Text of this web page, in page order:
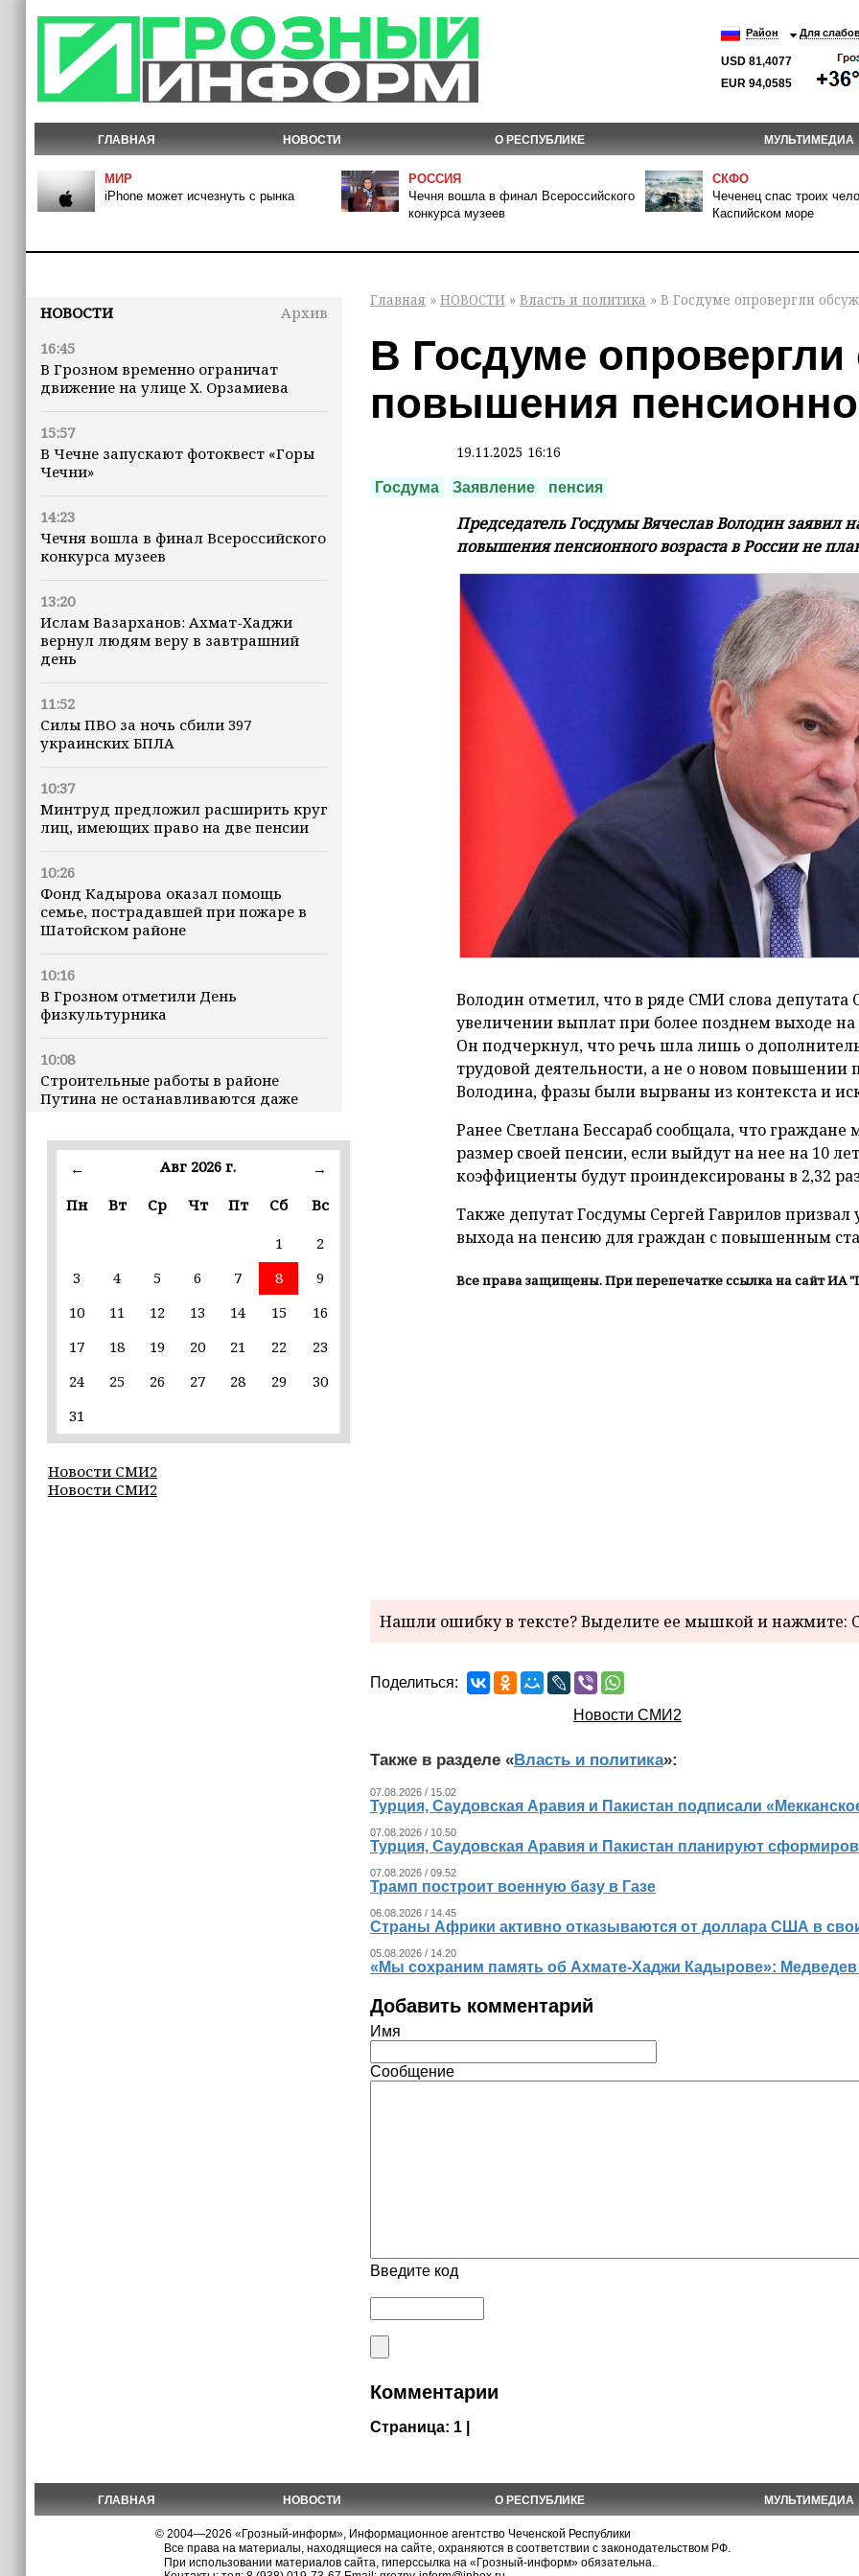
Район Для
USD 81,4077
EUR 94,0585
ГЛАВНАЯ НОВОСТИ О РЕСПУБЛИКЕ МУЛЬТИМЕДИА
МИР
iPhone может исчезнуть с рынка
РОССИЯ
Чечня вошла в финал Всероссийского
конкурса музеев
СКФО
Чеченец спас троих
Каспийском море
НОВОСТИ
Архив
16:45
В Грозном временно ограничат
движение на улице Х. Орзамиева
15:57
В Чечне запускают фотоквест «Горы
Чечни»
14:23
Чечня вошла в финал Всероссийского
конкурса музеев
13:20
Ислам Вазарханов: Ахмат-Хаджи
вернул людям веру в завтрашний
день
11:52
Силы ПВО за ночь сбили 397
украинских БПЛА
10:37
Минтруд предложил расширить круг
лиц, имеющих право на две пенсии
10:26
Фонд Кадырова оказал помощь
семье, пострадавшей при пожаре в
Шатойском районе
10:16
В Грозном отметили День
физкультурника
10:08
Строительные работы в районе
Путина не останавливаются даже
марта
В пяти школах столицы обновляют
инфраструктуру по госпрограмме
Силы ПВО сбили 75 БПЛА над
сутки
20:09
19:37
← Авг 2026 г.
→
Пн
Вт Ср Чт Пт Сб
Вс
1
2
3
4 5 6 7 8
9
10
11 12 13 14 15
16
17
18 19 20 21 22
23
24
25 26 27 28 29
30
31
Новости СМИ2
Новости СМИ2
Главная » НОВОСТИ » Власть и политика » В Госдуме опровергли
В Госдуме
повышения
19.11.2025 16:16
Госдума Заявление пенсия
Председатель Госдумы Вячеслав Володин заявил
повышения пенсионного возраста в России не
Володин отметил, что в ряде СМИ слова депутата
увеличении выплат при более позднем выходе
Он подчеркнул, что речь шла лишь о
трудовой деятельности, а не о новом повышении
Володина, фразы были вырваны из контекста и
Ранее Светлана Бессараб сообщала, что граждане
размер своей пенсии, если выйдут на нее на 10
коэффициенты будут проиндексированы в 2,32
Также депутат Госдумы Сергей Гаврилов призвал
выхода на пенсию для граждан с повышенным
Все права защищены. При перепечатке ссылка на сайт ИА
Нашли ошибку в тексте? Выделите ее мышкой и нажмите:
Поделиться:
Новости СМИ2
Также в разделе «Власть и политика»:
07.08.2026 / 15.02
Турция, Саудовская Аравия и Пакистан подписали
07.08.2026 / 10.50
Турция, Саудовская Аравия и Пакистан планируют
07.08.2026 / 09.52
Трамп построит военную базу в Газе
06.08.2026 / 14.45
Страны Африки активно отказываются от доллара США в
05.08.2026 / 14.20
«Мы сохраним память об Ахмате-Хаджи Кадырове»:
Добавить комментарий
Имя
Сообщение
Введите код
Комментарии
Страница: 1 |
ГЛАВНАЯ НОВОСТИ О РЕСПУБЛИКЕ МУЛЬТИМЕДИА
© 2004—2026 «Грозный-информ», Информационное агентство Чеченской Республики
Все права на материалы, находящиеся на сайте, охраняются в соответствии с законодательством РФ.
При использовании материалов сайта, гиперссылка на «Грозный-информ» обязательна.